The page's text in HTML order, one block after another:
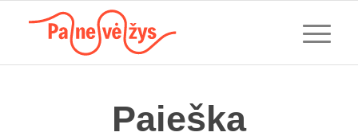
Paieška